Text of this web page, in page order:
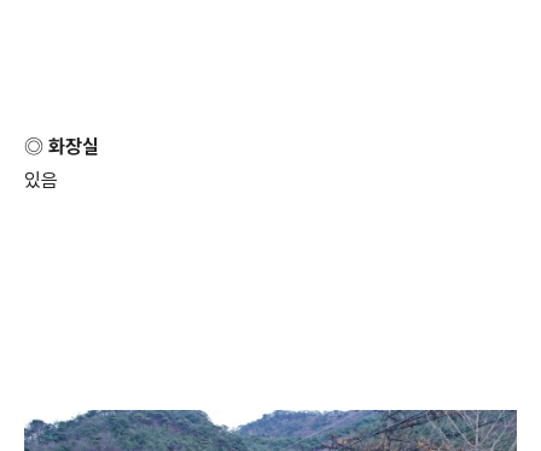
◎ 화장실
있음